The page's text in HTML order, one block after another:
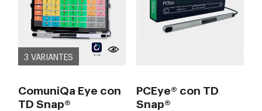
3 VARIANTES
ComuniQa Eye con
TD Snap®
PCEye® con TD
Snap®